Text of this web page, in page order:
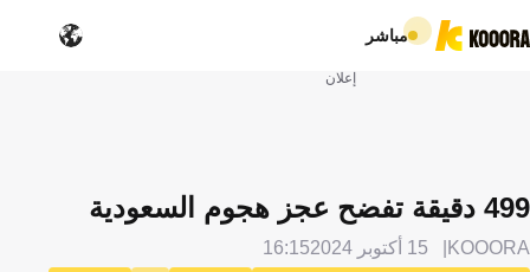
مباشر
إعلان
499 دقيقة تفضح عجز هجوم السعودية
KOOORA 15 أكتوبر 2024 16:15